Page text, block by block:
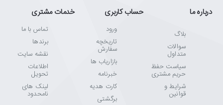
درباره ما
بلاگ
سوالات
متداول
سیاست حفظ
حریم مشتری
شرایط و
قوانین
حساب کاربری
ورود
تاریخچه
سفارش
بازاریاب ها
خبرنامه
کارت هدیه
برگشتی
خدمات مشتری
تماس با ما
برندها
نقشه سایت
اطلاعات
تحویل
لینک های
نامحدود